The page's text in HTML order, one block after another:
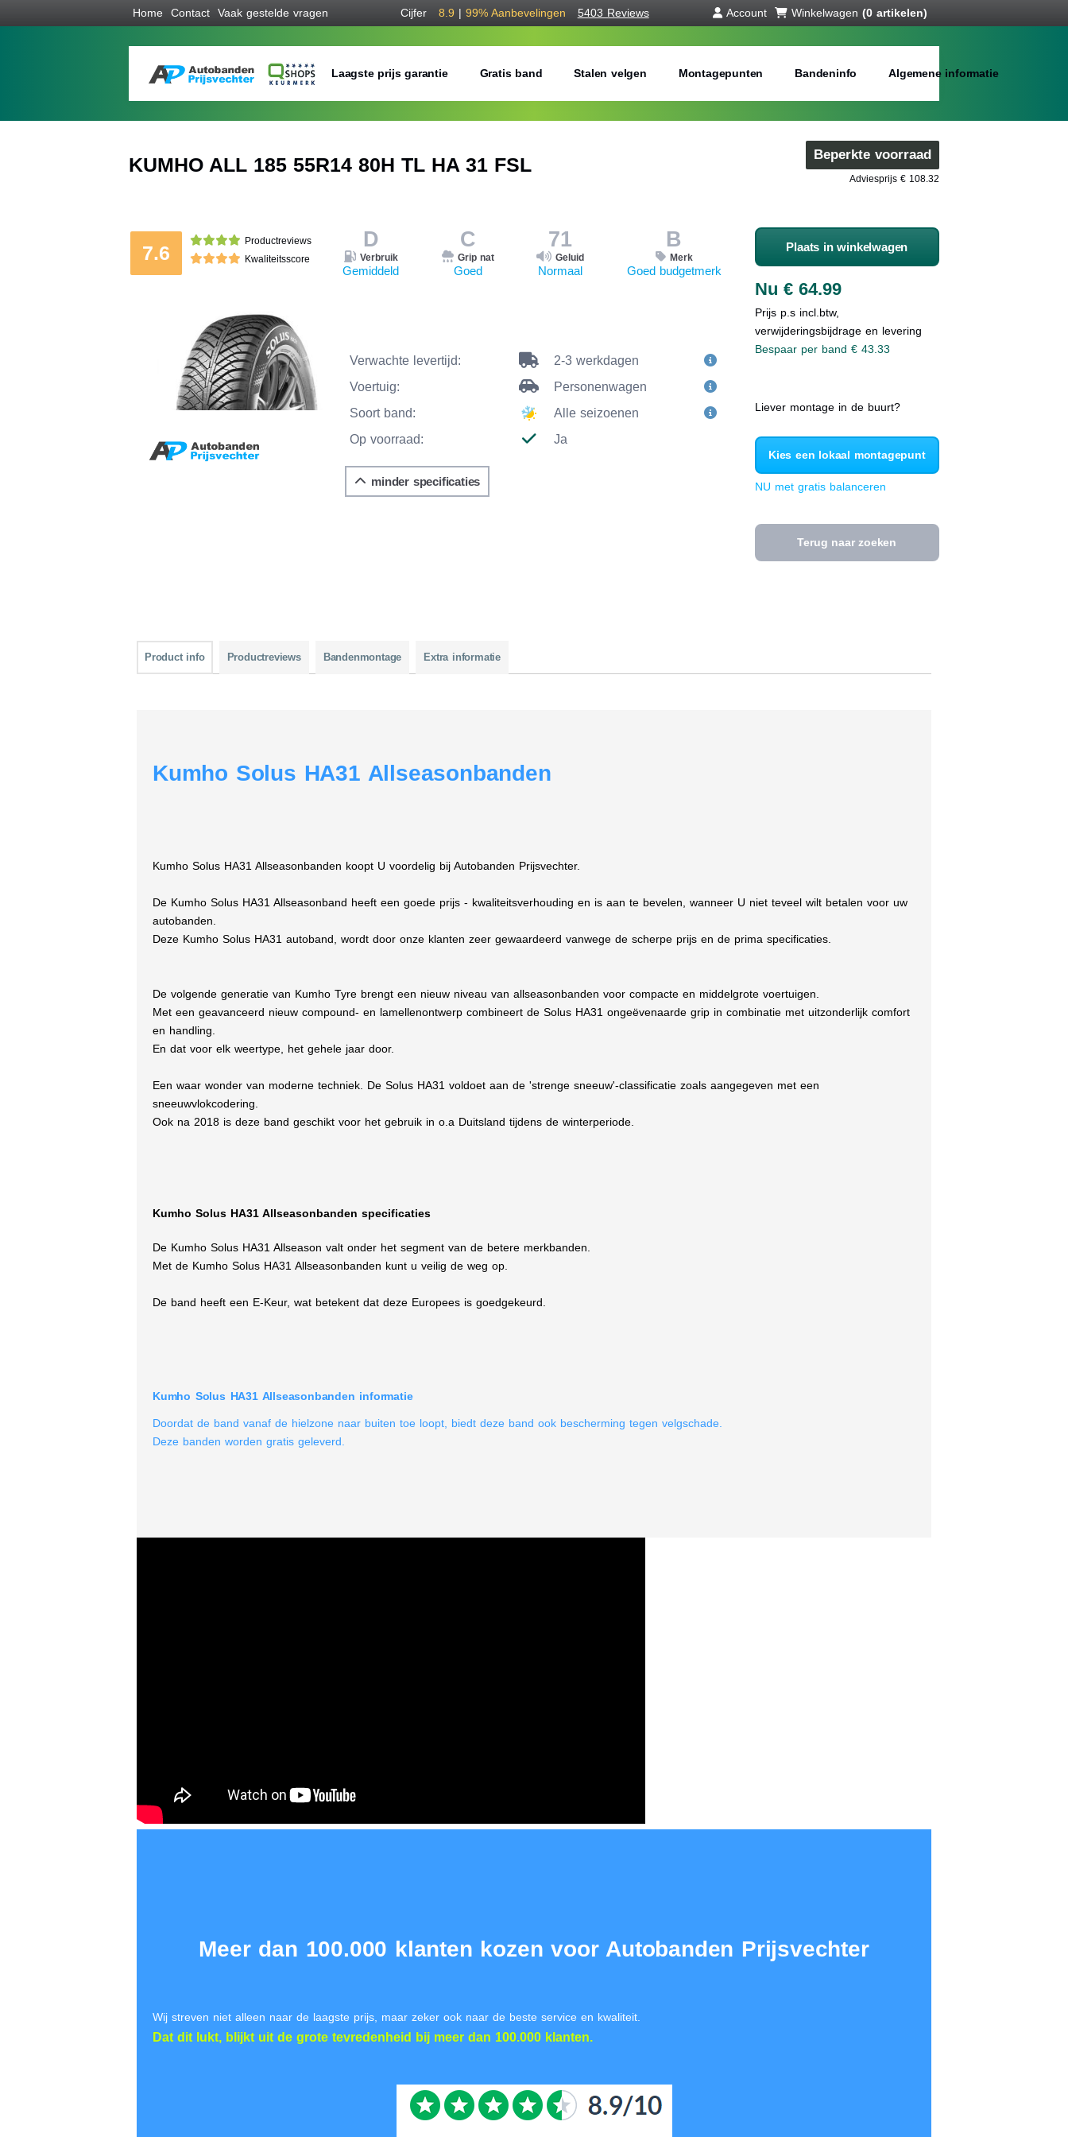
Home Contact Vaak gestelde vragen Cijfer 8.9 | 99% Aanbevelingen 5403 Reviews Account Winkelwagen (0 artikelen)
Laagste prijs garantie Gratis band Stalen velgen Montagepunten Bandeninfo Algemene informatie
KUMHO ALL 185 55R14 80H TL HA 31 FSL Beperkte voorraad
Adviesprijs € 108.32
7.6
Productreviews
Kwaliteitsscore
D
Verbruik
Gemiddeld
C
Grip nat
Goed
71
Geluid
Normaal
B
Merk
Goed budgetmerk
Verwachte levertijd:
2-3 werkdagen
Voertuig:
Personenwagen
Soort band:
Alle seizoenen
Op voorraad:
Ja
minder specificaties
Plaats in winkelwagen
Nu € 64.99
Prijs p.s incl.btw,
verwijderingsbijdrage en levering
Bespaar per band € 43.33
Liever montage in de buurt?
Kies een lokaal montagepunt
NU met gratis balanceren
Terug naar zoeken
Product info Productreviews Bandenmontage Extra informatie
Kumho Solus HA31 Allseasonbanden
Kumho Solus HA31 Allseasonbanden koopt U voordelig bij Autobanden Prijsvechter.
De Kumho Solus HA31 Allseasonband heeft een goede prijs - kwaliteitsverhouding en is aan te bevelen, wanneer U niet teveel wilt betalen voor uw
autobanden.
Deze Kumho Solus HA31 autoband, wordt door onze klanten zeer gewaardeerd vanwege de scherpe prijs en de prima specificaties.
De volgende generatie van Kumho Tyre brengt een nieuw niveau van allseasonbanden voor compacte en middelgrote voertuigen.
Met een geavanceerd nieuw compound- en lamellenontwerp combineert de Solus HA31 ongeëvenaarde grip in combinatie met uitzonderlijk comfort
en handling.
En dat voor elk weertype, het gehele jaar door.
Een waar wonder van moderne techniek. De Solus HA31 voldoet aan de 'strenge sneeuw'-classificatie zoals aangegeven met een
sneeuwvlokcodering.
Ook na 2018 is deze band geschikt voor het gebruik in o.a Duitsland tijdens de winterperiode.
Kumho Solus HA31 Allseasonbanden specificaties
De Kumho Solus HA31 Allseason valt onder het segment van de betere merkbanden.
Met de Kumho Solus HA31 Allseasonbanden kunt u veilig de weg op.
De band heeft een E-Keur, wat betekent dat deze Europees is goedgekeurd.
Kumho Solus HA31 Allseasonbanden informatie
Doordat de band vanaf de hielzone naar buiten toe loopt, biedt deze band ook bescherming tegen velgschade.
Deze banden worden gratis geleverd.
Meer dan 100.000 klanten kozen voor Autobanden Prijsvechter
Wij streven niet alleen naar de laagste prijs, maar zeker ook naar de beste service en kwaliteit.
Dat dit lukt, blijkt uit de grote tevredenheid bij meer dan 100.000 klanten.